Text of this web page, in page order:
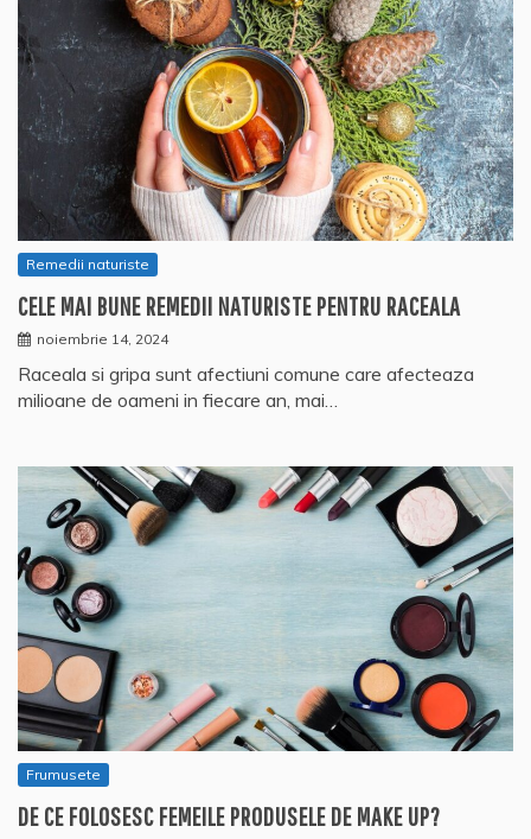
Remedii naturiste
CELE MAI BUNE REMEDII NATURISTE PENTRU RACEALA
noiembrie 14, 2024
Raceala si gripa sunt afectiuni comune care afecteaza
milioane de oameni in fiecare an, mai…
Frumusete
DE CE FOLOSESC FEMEILE PRODUSELE DE MAKE UP?